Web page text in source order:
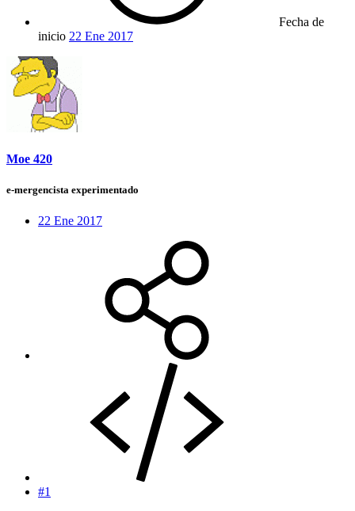
Fecha de
inicio 22 Ene 2017
Moe 420
e-mergencista experimentado
22 Ene 2017
#1